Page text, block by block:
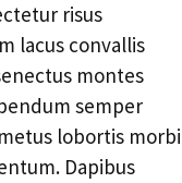
risus
lacus convallis
montes
semper
lobortis morbi
Dapibus